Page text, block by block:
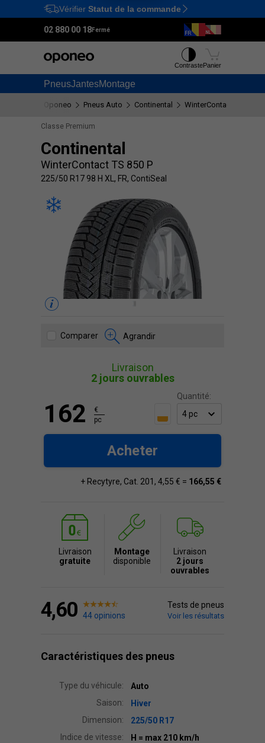
Ctrl M
Vérifier Statut de la commande
02 880 00 18Fermé
PneusJantesMontage
ContrastePanier
Oponeo Pneus Auto Continental WinterContact TS 850 P
Classe Premium
Continental
WinterContact TS 850 P
225/50 R17 98 H XL, FR, ContiSeal
Comparer Agrandir
Livraison
2 jours ouvrables
Quantité:
162
€
pc
Acheter
+ Recytyre, Cat. 201, 4,55 € = 166,55 €
Livraison
gratuite
Montage
disponible
Livraison
2 jours
ouvrables
4,60 44 opinions
Tests de pneus
Voir les résultats
Caractéristiques des pneus
Type du véhicule:
Auto
Saison:
Hiver
Dimension:
225/50 R17
Indice de vitesse:
H = max 210 km/h